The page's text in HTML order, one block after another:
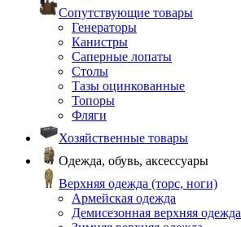
Сопутствующие товары
Генераторы
Канистры
Саперные лопаты
Столы
Тазы оцинкованные
Топоры
Фляги
Хозяйственные товары
Одежда, обувь, аксессуары
Верхняя одежда (торс, ноги)
Армейская одежда
Демисезонная верхняя одежда